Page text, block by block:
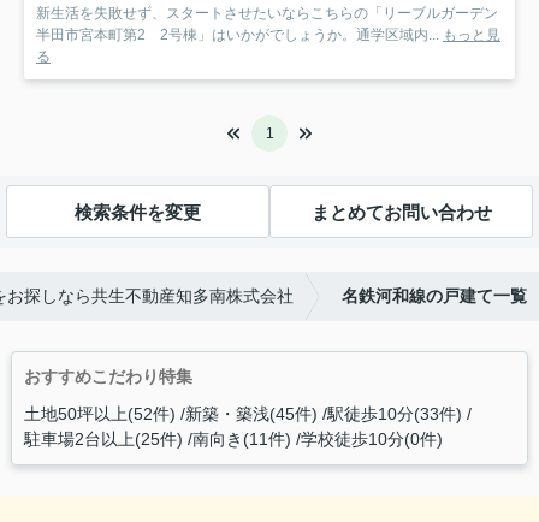
新生活を失敗せず、スタートさせたいならこちらの「リーブルガーデン
半田市宮本町第2 2号棟」はいかがでしょうか。通学区域内... もっと見
る
1
検索条件を変更 まとめてお問い合わせ
探しなら共生不動産知多南株式会社 名鉄河和線の戸建て一覧
おすすめこだわり特集
土地50坪以上(52件) 新築・築浅(45件) 駅徒歩10分(33件)
駐車場2台以上(25件) 南向き(11件) 学校徒歩10分(0件)